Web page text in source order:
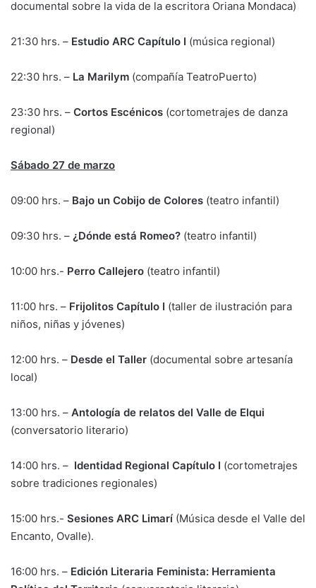
documental sobre la vida de la escritora Oriana Mondaca)
21:30 hrs. – Estudio ARC Capítulo I (música regional)
22:30 hrs. – La Marilym (compañía TeatroPuerto)
23:30 hrs. – Cortos Escénicos (cortometrajes de danza
regional)
Sábado 27 de marzo
09:00 hrs. – Bajo un Cobijo de Colores (teatro infantil)
09:30 hrs. – ¿Dónde está Romeo? (teatro infantil)
10:00 hrs.- Perro Callejero (teatro infantil)
11:00 hrs. – Frijolitos Capítulo I (taller de ilustración para
niños, niñas y jóvenes)
12:00 hrs. – Desde el Taller (documental sobre artesanía
local)
13:00 hrs. – Antología de relatos del Valle de Elqui
(conversatorio literario)
14:00 hrs. – Identidad Regional Capítulo I (cortometrajes
sobre tradiciones regionales)
15:00 hrs.- Sesiones ARC Limarí (Música desde el Valle del
Encanto, Ovalle).
16:00 hrs. – Edición Literaria Feminista: Herramienta